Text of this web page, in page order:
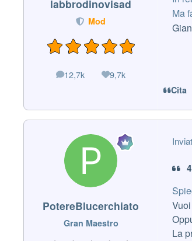
labbrodinovisad
Mod
12,7k
messaggi 9,7k
Reputazione
Ma
Cita
PotereBlucerchiato
Gran Maestro
La